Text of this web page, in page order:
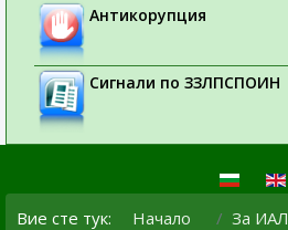
Антикорупция
Сигнали по ЗЗЛПСПОИН
Вие сте тук: Начало За ИАЛ